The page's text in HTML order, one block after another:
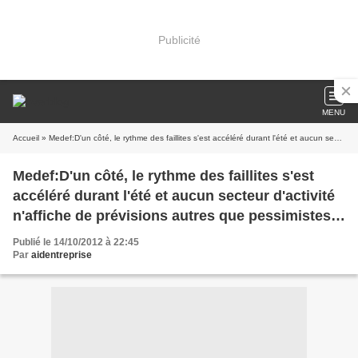
Publicité
MENU
Accueil » Medef:D'un côté, le rythme des faillites s'est accéléré durant l'été et aucun secteur d'activité n'affiche de prévisions autres que pessimistes jusqu'à la fin de l'année
Medef:D'un côté, le rythme des faillites s'est
accéléré durant l'été et aucun secteur d'activité
n'affiche de prévisions autres que pessimistes
jusqu'à la fin de l'année
Publié le 14/10/2012 à 22:45
Par aidentreprise